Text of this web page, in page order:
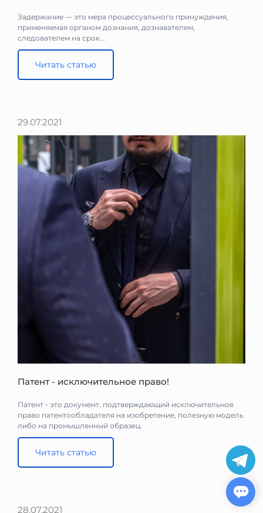
Задержание — это мера процессуального принуждения,
применяемая органом дознания, дознавателем,
следователем на срок...
Читать статью
29.07.2021
Патент - исключительное право!
Патент - это документ, подтверждающий исключительное
право патентообладателя на изобретение, полезную модель
либо на промышленный образец. ⠀
Читать статью
28.07.2021